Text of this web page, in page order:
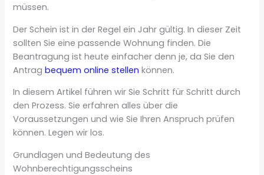
müssen.
Der Schein ist in der Regel ein Jahr gültig. In dieser Zeit
sollten Sie eine passende Wohnung finden. Die
Beantragung ist heute einfacher denn je, da Sie den
Antragbequem online stellen können.
In diesem Artikel führen wir Sie Schritt für Schritt durch
den Prozess. Sie erfahren alles über die
Voraussetzungen und wie Sie Ihren Anspruch prüfen
können. Legen wir los.
Grundlagen und Bedeutung des
Wohnberechtigungsscheins